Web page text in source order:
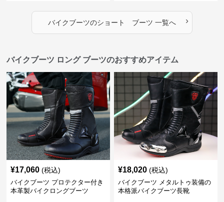
バイクブーツのショート ブーツ 一覧へ ›
バイクブーツ ロング ブーツのおすすめアイテム
¥17,060 (税込)
バイクブーツ プロテクター付き
本革製バイクロングブーツ
¥18,020 (税込)
バイクブーツ メタルトゥ装備の
本格派バイクブーツ長靴